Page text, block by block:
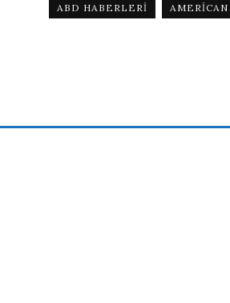
ABD HABERLERI AMERICAN